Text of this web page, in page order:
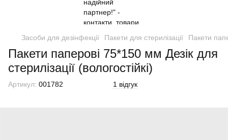
Засоби для дезінфекції Пакети для стерилізації Пакети
Пакети паперові 75*150 мм Дезік для
стерилізації (вологостійкі)
Артикул: 001782 1 відгук